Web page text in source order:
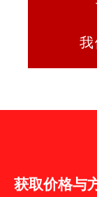
获取价格与